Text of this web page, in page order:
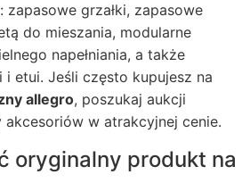
grzałki, zapasowe
do mieszania, modularne
napełniania, a także
i etui. Jeśli często kupujesz na
allegro, poszukaj aukcji
w atrakcyjnej cenie.
oryginalny produkt na